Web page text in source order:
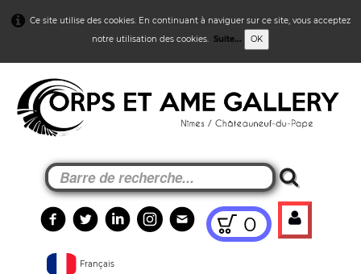
Ce site utilise des cookies. En continuant à naviguer sur ce site, vous acceptez
notre utilisation des cookies. Suite... OK
0
Français